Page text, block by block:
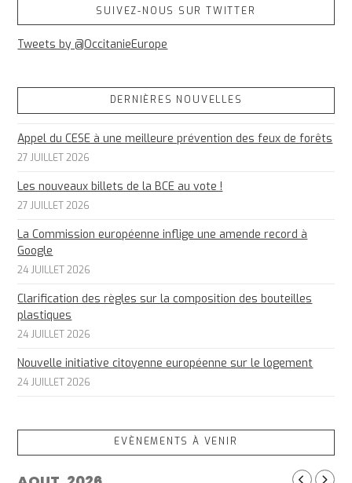
SUIVEZ-NOUS SUR TWITTER
Tweets by @OccitanieEurope
DERNIÈRES NOUVELLES
Appel du CESE à une meilleure prévention des feux de forêts
27 JUILLET 2026
Les nouveaux billets de la BCE au vote !
27 JUILLET 2026
La Commission européenne inflige une amende record à
Google
24 JUILLET 2026
Clarification des règles sur la composition des bouteilles
plastiques
24 JUILLET 2026
Nouvelle initiative citoyenne européenne sur le logement
24 JUILLET 2026
EVÈNEMENTS À VENIR